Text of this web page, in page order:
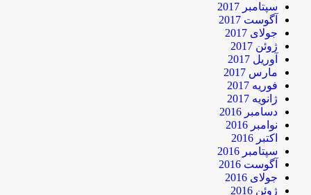
سپتامبر 2017
آگوست 2017
جولای 2017
ژوئن 2017
آوریل 2017
مارس 2017
فوریه 2017
ژانویه 2017
دسامبر 2016
نوامبر 2016
اکتبر 2016
سپتامبر 2016
آگوست 2016
جولای 2016
ژوئن 2016